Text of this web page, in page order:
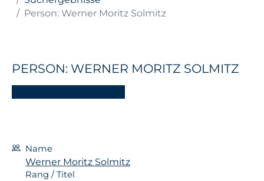
Person: Werner Moritz Solmitz
PERSON: WERNER MORITZ SOLMITZ
Name
Werner Moritz Solmitz
Rang / Titel